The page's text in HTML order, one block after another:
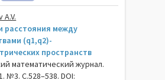
расстояния между
(q1,q2)-
пространств
математический журнал.
№3. С.528–538. DOI: